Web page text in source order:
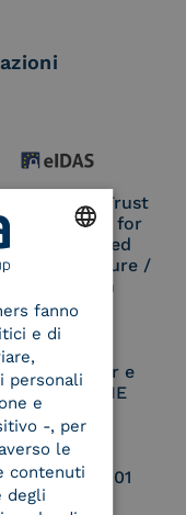
Qualified Trust
Provider for
Qualified
Signature /
Seal Creation
Provider e
CIE
EN ISO 37001
ITALIAN
fanno
e di
personali
e
-, per
le
contenuti
degli